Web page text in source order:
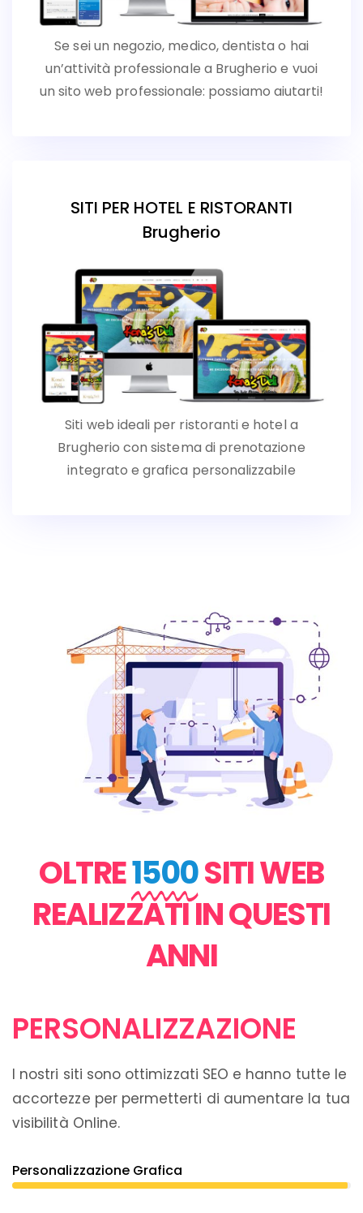
Se sei un negozio, medico, dentista o hai
un’attività professionale a Brugherio e vuoi
un sito web professionale: possiamo aiutarti!
SITI PER HOTEL E RISTORANTI
Brugherio
Siti web ideali per ristoranti e hotel a
Brugherio con sistema di prenotazione
integrato e grafica personalizzabile
OLTRE1500SITI WEB
REALIZZATI IN QUESTI
ANNI
PERSONALIZZAZIONE
I nostri siti sono ottimizzati SEO e hanno tutte le
accortezze per permetterti di aumentare la tua
visibilità Online.
Personalizzazione Grafica